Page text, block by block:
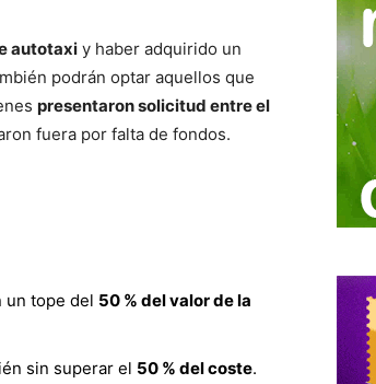
autotaxi y haber adquirido un
podrán optar aquellos que
presentaron solicitud entre el
fuera por falta de fondos.
un tope del 50 % del valor de la
sin superar el 50 % del coste.